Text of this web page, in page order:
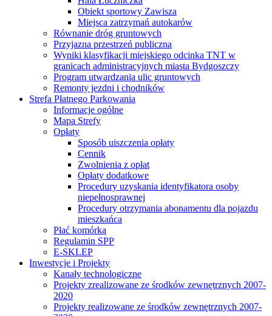
Obiekt sportowy Zawisza
Miejsca zatrzymań autokarów
Równanie dróg gruntowych
Przyjazna przestrzeń publiczna
Wyniki klasyfikacji miejskiego odcinka TNT w
granicach administracyjnych miasta Bydgoszczy
Program utwardzania ulic gruntowych
Remonty jezdni i chodników
Strefa Płatnego Parkowania
Informacje ogólne
Mapa Strefy
Opłaty
Sposób uiszczenia opłaty
Cennik
Zwolnienia z opłat
Opłaty dodatkowe
Procedury uzyskania identyfikatora osoby
niepełnosprawnej
Procedury otrzymania abonamentu dla pojazdu
mieszkańca
Płać komórką
Regulamin SPP
E-SKLEP
Inwestycje i Projekty
Kanały technologiczne
Projekty zrealizowane ze środków zewnętrznych 2007-
2020
Projekty realizowane ze środków zewnętrznych 2007-